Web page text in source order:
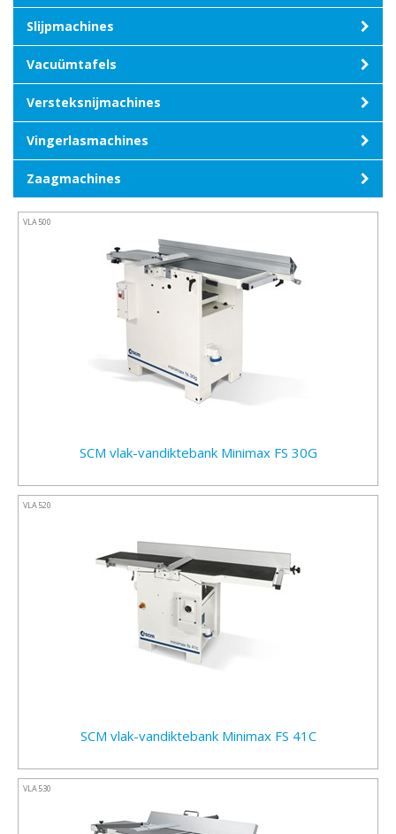
Slijpmachines
Vacuümtafels
Versteksnijmachines
Vingerlasmachines
Zaagmachines
SCM vlak-vandiktebank Minimax FS 30G
VLA500
SCM vlak-vandiktebank Minimax FS 41C
VLA520
VLA530